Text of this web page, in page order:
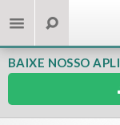
BAIXE NOSSO